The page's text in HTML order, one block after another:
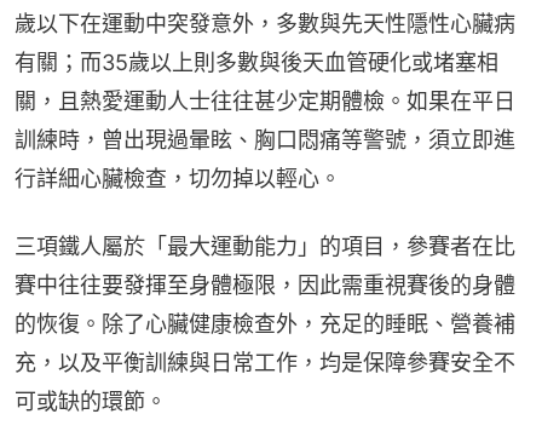
歲以下在運動中突發意外，多數與先天性隱性心臟病
有關；而35歲以上則多數與後天血管硬化或堵塞相
關，且熱愛運動人士往往甚少定期體檢。如果在平日
訓練時，曾出現過暈眩、胸口悶痛等警號，須立即進
行詳細心臟檢查，切勿掉以輕心。
三項鐵人屬於「最大運動能力」的項目，參賽者在比
賽中往往要發揮至身體極限，因此需重視賽後的身體
的恢復。除了心臟健康檢查外，充足的睡眠、營養補
充，以及平衡訓練與日常工作，均是保障參賽安全不
可或缺的環節。